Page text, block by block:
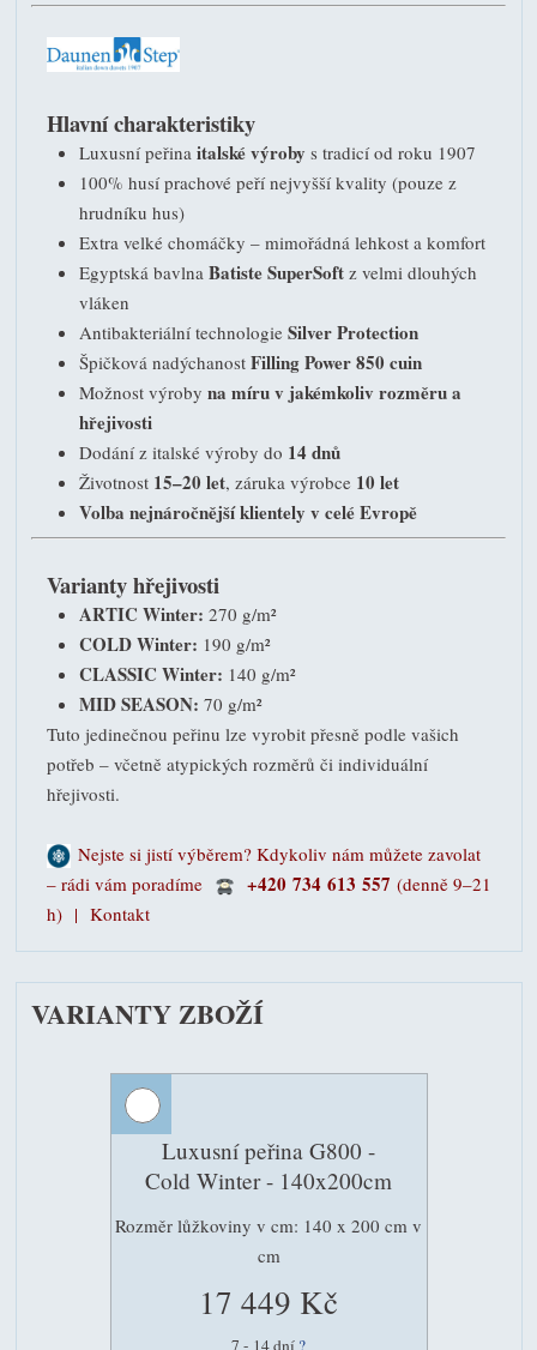
Hlavní charakteristiky
Luxusní peřina italské výroby s tradicí od roku 1907
100% husí prachové peří nejvyšší kvality (pouze z
hrudníku hus)
Extra velké chomáčky – mimořádná lehkost a komfort
Egyptská bavlna Batiste SuperSoft z velmi dlouhých
vláken
Antibakteriální technologie Silver Protection
Špičková nadýchanost Filling Power 850 cuin
Možnost výroby na míru v jakémkoliv rozměru a
hřejivosti
Dodání z italské výroby do 14 dnů
Životnost 15–20 let, záruka výrobce 10 let
Volba nejnáročnější klientely v celé Evropě
Varianty hřejivosti
ARTIC Winter: 270 g/m²
COLD Winter: 190 g/m²
CLASSIC Winter: 140 g/m²
MID SEASON: 70 g/m²
Tuto jedinečnou peřinu lze vyrobit přesně podle vašich
potřeb – včetně atypických rozměrů či individuální
hřejivosti.
Nejste si jistí výběrem? Kdykoliv nám můžete zavolat
– rádi vám poradíme
+420 734 613 557 (denně 9–21
h) | Kontakt
VARIANTY ZBOŽÍ
Luxusní peřina G800 -
Cold Winter - 140x200cm
Rozměr lůžkoviny v cm: 140 x 200 cm v
cm
17 449 Kč
7 - 14 dní ?